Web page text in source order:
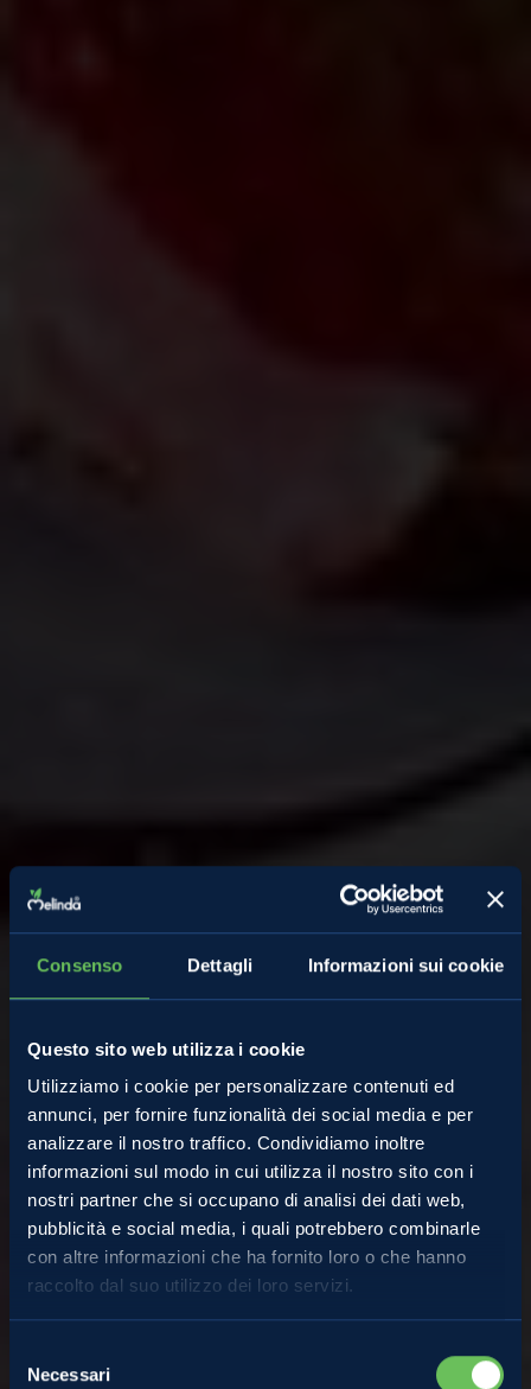
Consenso Dettagli Informazioni sui cookie
Questo sito web utilizza i cookie
Utilizziamo i cookie per personalizzare contenuti ed
annunci, per fornire funzionalità dei social media e per
analizzare il nostro traffico. Condividiamo inoltre
informazioni sul modo in cui utilizza il nostro sito con i
nostri partner che si occupano di analisi dei dati web,
pubblicità e social media, i quali potrebbero combinarle
con altre informazioni che ha fornito loro o che hanno
raccolto dal suo utilizzo dei loro servizi.
delNecessari
Melinda